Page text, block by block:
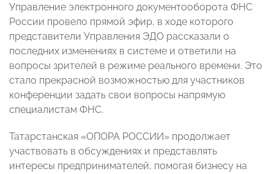
Управление электронного документооборота ФНС
России провело прямой эфир, в ходе которого
представители Управления ЭДО рассказали о
последних изменениях в системе и ответили на
вопросы зрителей в режиме реального времени. Это
стало прекрасной возможностью для участников
конференции задать свои вопросы напрямую
специалистам ФНС.
Татарстанская «ОПОРА РОССИИ» продолжает
участвовать в обсуждениях и представлять
интересы предпринимателей, помогая бизнесу на